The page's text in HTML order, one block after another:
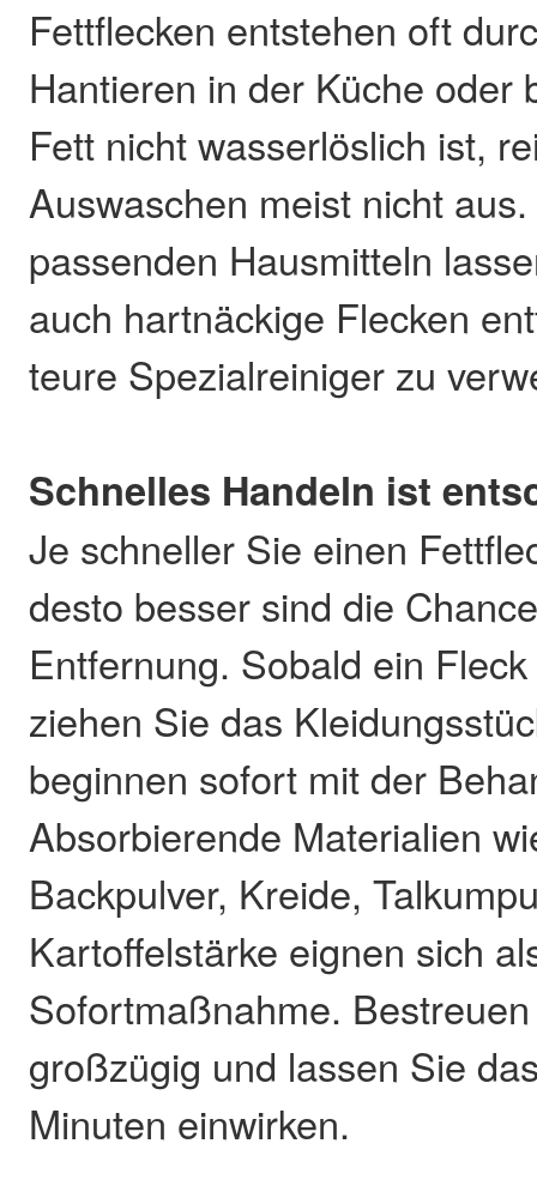
Fettflecken entstehen oft
Hantieren in der Küche oder
Fett nicht wasserlöslich ist,
Auswaschen meist nicht
passenden Hausmitteln
auch hartnäckige Flecken
teure Spezialreiniger zu
Schnelles Handeln ist
Je schneller Sie einen
desto besser sind die
Entfernung. Sobald ein
ziehen Sie das
beginnen sofort mit der
Absorbierende Materialien
Backpulver, Kreide,
Kartoffelstärke eignen sich
Sofortmaßnahme.
großzügig und lassen Sie
Minuten einwirken.